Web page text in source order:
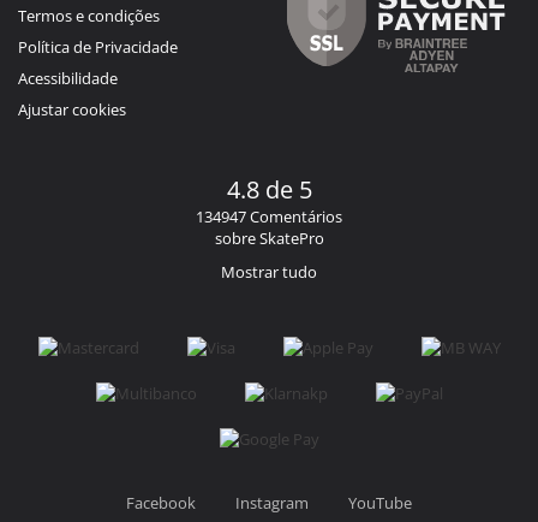
Termos e condições
Política de Privacidade
Acessibilidade
Ajustar cookies
4.8 de 5
134947 Comentários
sobre SkatePro
Mostrar tudo
Facebook Instagram YouTube